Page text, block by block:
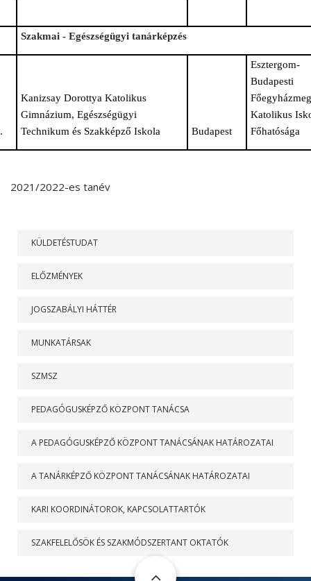
Szakmai - Egészségügyi tanárképzés
Kanizsay Dorottya Katolikus
Gimnázium, Egészségügyi
Technikum és Szakképző Iskola
Budapest
Esztergom-
Budapesti
Katolikus
Főhatósága
2021/2022-es tanév
KÜLDETÉSTUDAT
ELŐZMÉNYEK
JOGSZABÁLYI HÁTTÉR
MUNKATÁRSAK
SZMSZ
PEDAGÓGUSKÉPZŐ KÖZPONT TANÁCSA
A PEDAGÓGUSKÉPZŐ KÖZPONT TANÁCSÁNAK HATÁROZATAI
A TANÁRKÉPZŐ KÖZPONT TANÁCSÁNAK HATÁROZATAI
KARI KOORDINÁTOROK, KAPCSOLATTARTÓK
SZAKFELELŐSÖK ÉS SZAKMÓDSZERTANT OKTATÓK